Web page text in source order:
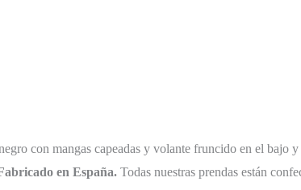
con mangas capeadas y volante fruncido en el bajo
en España. Todas nuestras prendas están